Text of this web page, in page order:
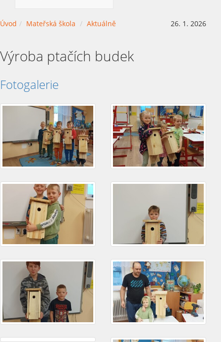
Úvod Mateřská škola Aktuálně 26. 1. 2026
Výroba ptačích budek
Fotogalerie